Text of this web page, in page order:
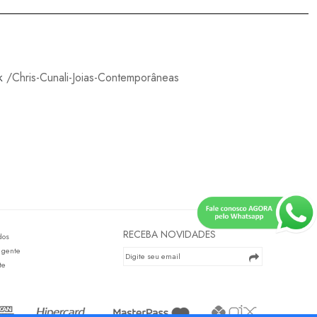
/Chris-Cunali-Joias-Contemporâneas
RECEBA NOVIDADES